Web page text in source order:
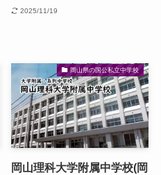
2025/11/19
岡山県の国公私立中学校
岡山理科大学附属中学校(岡